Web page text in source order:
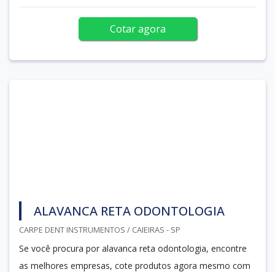
Cotar agora
ALAVANCA RETA ODONTOLOGIA
CARPE DENT INSTRUMENTOS / CAIEIRAS - SP
Se você procura por alavanca reta odontologia, encontre
as melhores empresas, cote produtos agora mesmo com